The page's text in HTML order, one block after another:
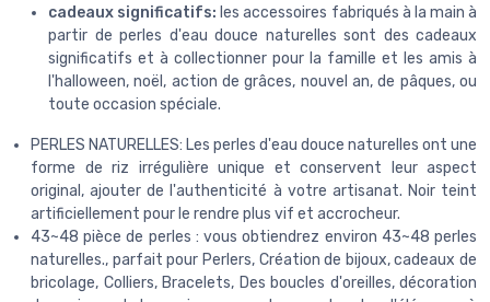
cadeaux significatifs: les accessoires fabriqués à la main à
partir de perles d'eau douce naturelles sont des cadeaux
significatifs et à collectionner pour la famille et les amis à
l'halloween, noël, action de grâces, nouvel an, de pâques, ou
toute occasion spéciale.
PERLES NATURELLES: Les perles d'eau douce naturelles ont une
forme de riz irrégulière unique et conservent leur aspect
original, ajouter de l'authenticité à votre artisanat. Noir teint
artificiellement pour le rendre plus vif et accrocheur.
43~48 pièce de perles : vous obtiendrez environ 43~48 perles
naturelles., parfait pour Perlers, Création de bijoux, cadeaux de
bricolage, Colliers, Bracelets, Des boucles d'oreilles, décoration